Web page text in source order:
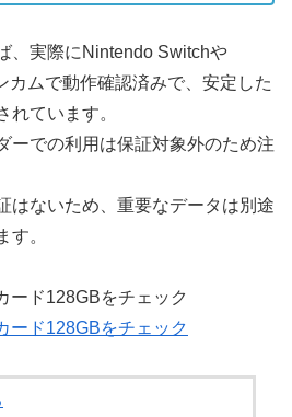
、実際にNintendo Switchや
カムで動作確認済みで、安定した
れています。
ーでの利用は保証対象外のため注
はないため、重要なデータは別途
す。
ード128GBをチェック
ード128GBをチェック